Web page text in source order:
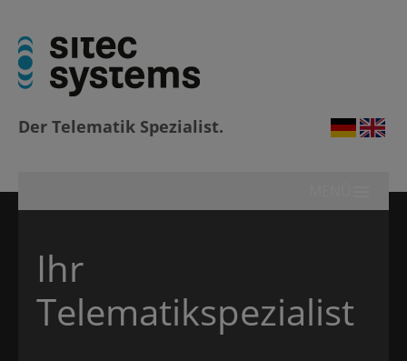
Der Telematik Spezialist.
Ihr
Telematikspezialist
schließen